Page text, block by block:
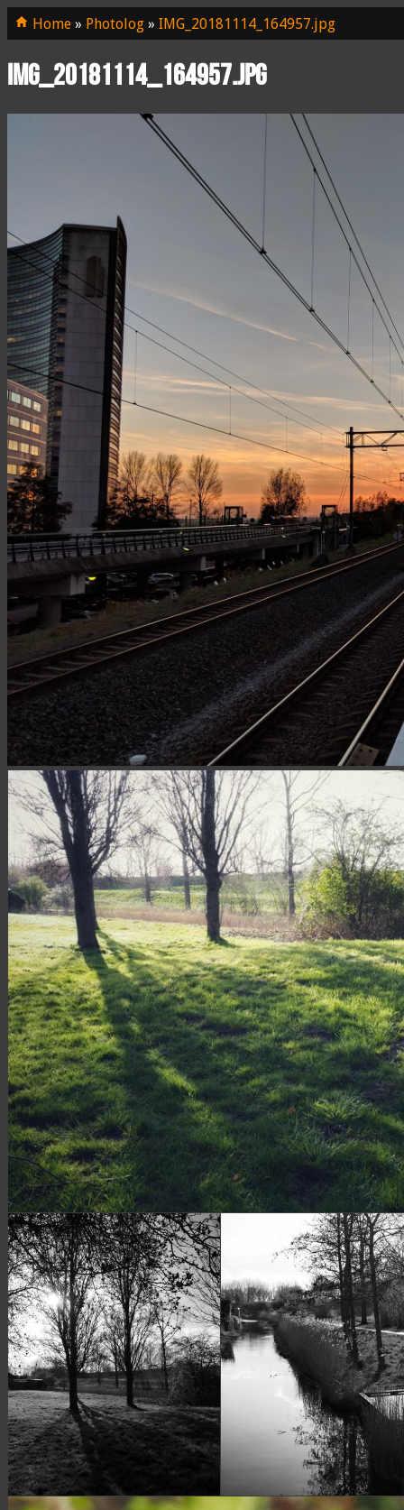
Home » Photolog » IMG_20181114_164957.jpg
IMG_20181114_164957.jpg